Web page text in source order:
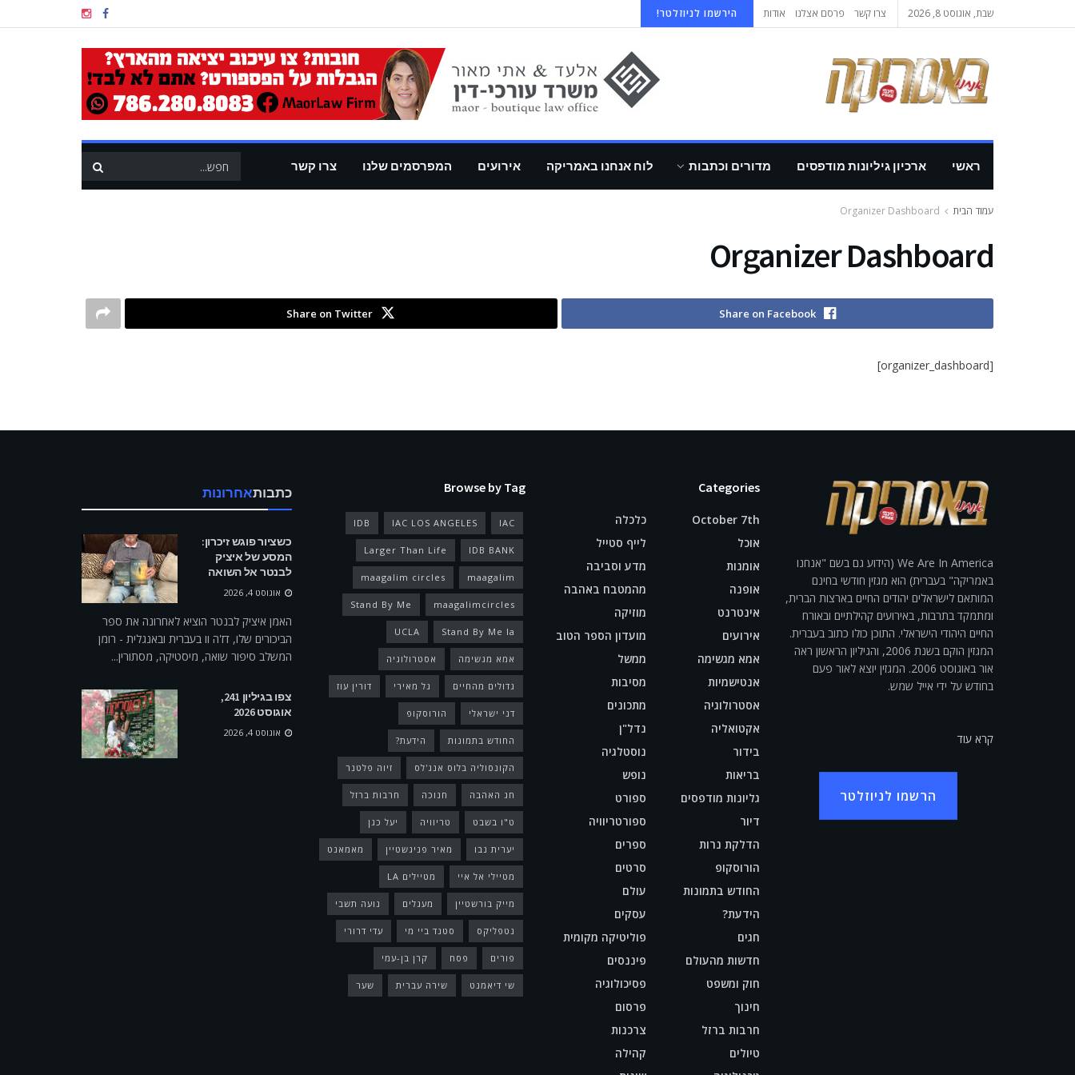
שבת, אוגוסט 8, 2026 צרו קשר פרסם אצלנו אודות הירשמו לניוזלטר!
ראשי ארכיון גיליונות מודפסים מדורים וכתבות לוח אנחנו באמריקה אירועים המפרסמים שלנו צרו קשר
עמוד הבית Organizer Dashboard
Organizer Dashboard
Share on Facebook
Share on Twitter
[organizer_dashboard]
We Are In America (הידוע גם בשם "אנחנו
באמריקה" בעברית) הוא מגזין חודשי בחינם
המותאם לישראלים יהודים החיים בארצות הברית,
ומתמקד בתרבות, באירועים קהילתיים ובאורח
החיים היהודי הישראלי. התוכן כולו כתוב בעברית.
המגזין הוקם בשנת 2006, והגיליון הראשון ראה
אור באוגוסט 2006. המגזין יוצא לאור פעם
בחודש על ידי אייל שמש.
קרא עוד
הרשמו לניוזלטר
Categories
October 7th
אוכל
אומנות
אופנה
אינטרנט
אירועים
אמא מגשימה
אנטישמיות
אסטרולוגיה
אקטואליה
בידור
בריאות
גליונות מודפסים
דיור
הדלקת נרות
הורוסקופ
החודש בתמונות
הידעת?
חגים
חדשות מהעולם
חוק ומשפט
חינוך
חרבות ברזל
טיולים
כלכלה
לייף סטייל
מדע וסביבה
מהמטבח באהבה
מוזיקה
מועדון הספר הטוב
ממשל
מסיבות
מתכונים
נדל"ן
נוסטלגיה
נופש
ספורט
ספורטריוויה
ספרים
סרטים
עולם
עסקים
פוליטיקה מקומית
פיננסים
פסיכולוגיה
פרסום
צרכנות
קהילה
Browse by Tag
IAC
IAC LOS ANGELES
IDB
IDB BANK
Larger Than Life
maagalim
maagalim circles
maagalimcircles
Stand By Me
Stand By Me la
UCLA
אמא מגשימה אסטרולוגיה
גדולים מהחיים גל מאירי דורין עוז
דני ישראלי הורוסקופ
החודש בתמונות הידעת?
הקונסוליה בלוס אנג'לס זיוה פלטנר
חג האהבה חנוכה חרבות ברזל
ט"ו בשבט טריוויה יעל כגן
יערית נבו מאיר פניגשטיין מאמאנט
מטיילי אל איי מטיילים LA
מייק בורשטיין מעגלים נועה תשבי
נטפליקס סטנד ביי מי עדי דרורי
פורים פסח קרן בן-עמי
שי דיאמנט שירה עברית שער
כתבותאחרונות
כשציור פוגש זיכרון:
המסע של איציק
לבנטר אל השואה
אוגוסט 4, 2026
האמן איציק לבנטר הוציא לאחרונה את ספר
הביכורים שלו, דז'ה וו בעברית ובאנגלית - רומן
המשלב סיפור שואה, מיסטיקה, מסתורין...
צפו בגיליון 241,
אוגוסט 2026
אוגוסט 4, 2026